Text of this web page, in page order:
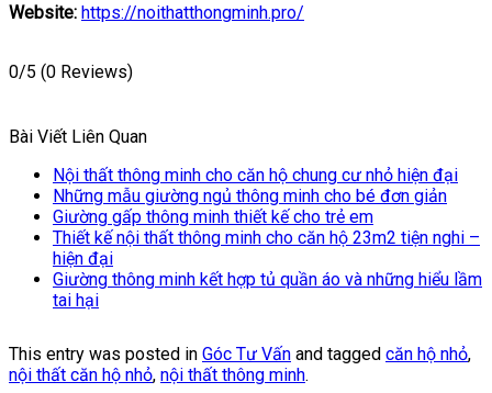
Website: https://noithatthongminh.pro/
0/5 (0 Reviews)
Bài Viết Liên Quan
Nội thất thông minh cho căn hộ chung cư nhỏ hiện đại
Những mẫu giường ngủ thông minh cho bé đơn giản
Giường gấp thông minh thiết kế cho trẻ em
Thiết kế nội thất thông minh cho căn hộ 23m2 tiện nghi –
hiện đại
Giường thông minh kết hợp tủ quần áo và những hiểu lầm
tai hại
This entry was posted in Góc Tư Vấn and tagged căn hộ nhỏ,
nội thất căn hộ nhỏ, nội thất thông minh.